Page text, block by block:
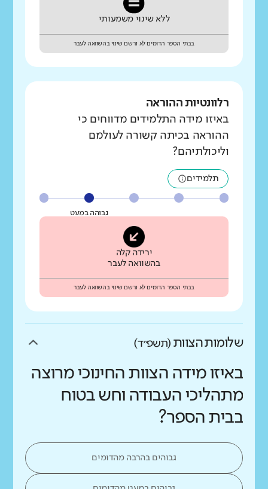
ללא שינוי משמעותי
בבתי הספר הדומים לא נרשם שינוי בהשוואה לעבר
רלוונטיות ההוראה
באיזו מידה התלמידים מדווחים כי
ההוראה בכיתה קשורה לעולמם
וליכולתיהם?
תלמידים
גבוהה במעט
ירידה קלה
בהשוואה לעבר
בבתי הספר הדומים לא נרשם שינוי בהשוואה לעבר
שלומות הצוות (תשפ״ד)
באיזו מידה הצוות החינוכי מרוצה
מתהליכי העבודה וחש בטוח
בבית הספר?
גבוהים בהרבה מהדומים